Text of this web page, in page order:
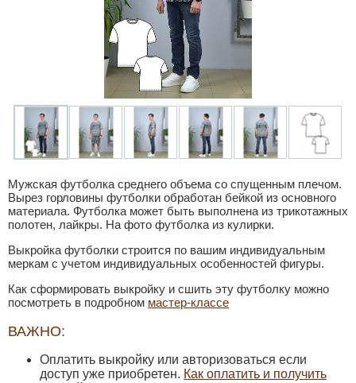
Мужская футболка среднего объема со спущенным плечом.
Вырез горловины футболки обработан бейкой из основного
материала. Футболка может быть выполнена из трикотажных
полотен, лайкры. На фото футболка из кулирки.
Выкройка футболки строится по вашим индивидуальным
меркам с учетом индивидуальных особенностей фигуры.
Как сформировать выкройку и сшить эту футболку можно
посмотреть в подробном мастер-классе
ВАЖНО:
Оплатить выкройку или авторизоваться если
доступ уже приобретен. Как оплатить и получить